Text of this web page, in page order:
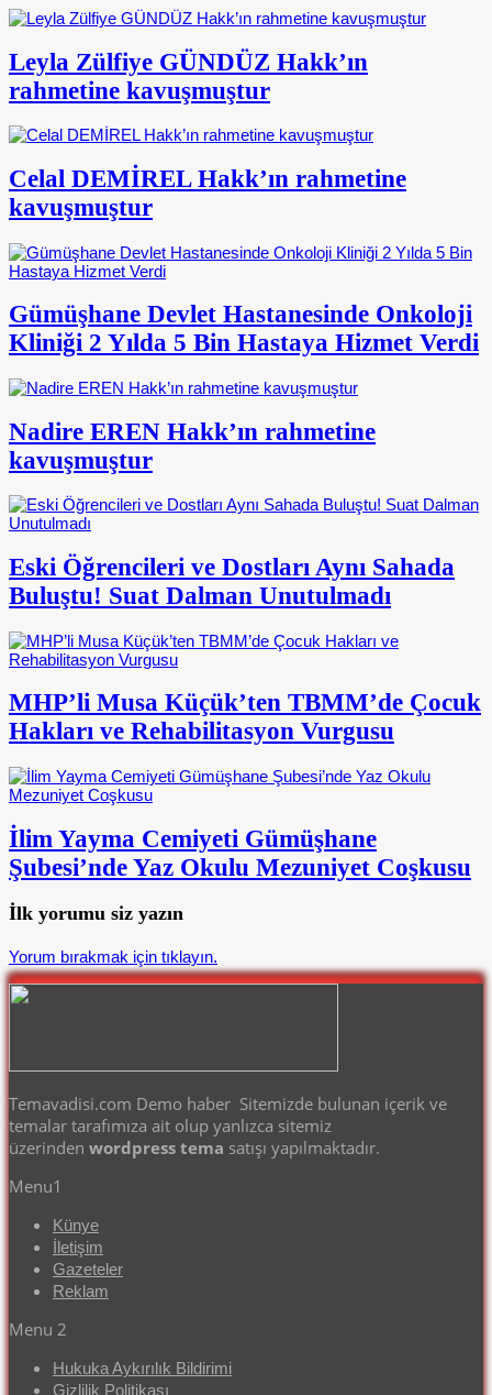
Leyla Zülfiye GÜNDÜZ Hakk’ın
rahmetine kavuşmuştur
Celal DEMİREL Hakk’ın rahmetine
kavuşmuştur
Gümüşhane Devlet Hastanesinde Onkoloji
Kliniği 2 Yılda 5 Bin Hastaya Hizmet Verdi
Nadire EREN Hakk’ın rahmetine
kavuşmuştur
Eski Öğrencileri ve Dostları Aynı Sahada
Buluştu! Suat Dalman Unutulmadı
MHP’li Musa Küçük’ten TBMM’de Çocuk
Hakları ve Rehabilitasyon Vurgusu
İlim Yayma Cemiyeti Gümüşhane
Şubesi’nde Yaz Okulu Mezuniyet Coşkusu
İlk yorumu siz yazın
Yorum bırakmak için tıklayın.
Temavadisi.com Demo haber Sitemizde bulunan içerik ve
temalar tarafımıza ait olup yanlızca sitemiz
üzerinden wordpress tema satışı yapılmaktadır.
Menu1
Künye
İletişim
Gazeteler
Reklam
Menu 2
Hukuka Aykırılık Bildirimi
Gizlilik Politikası